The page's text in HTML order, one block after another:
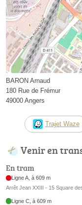
BARON Arnaud
180 Rue de Frémur
49000 Angers
Trajet Waze
Venir en
En tram
Ligne A, à 609 m
Arrêt Jean XXIII - 15 Square
Ligne C, à 609 m